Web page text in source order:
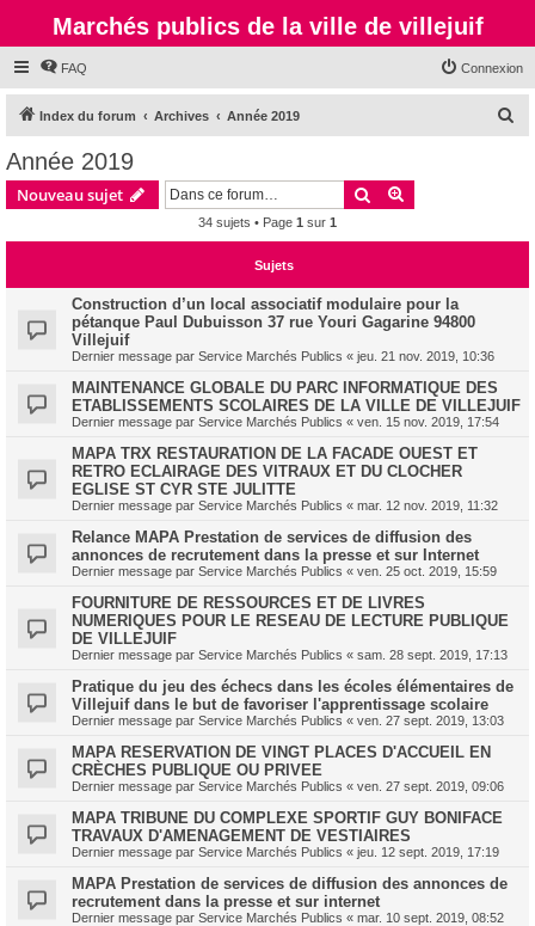
Marchés publics de la ville de villejuif
FAQ Connexion
Index du forum Archives Année 2019
c
Année 2019
Nouveau sujet Rechercher
34 sujets • Page 1 sur 1
Sujets
Construction d’un local associatif modulaire pour la
pétanque Paul Dubuisson 37 rue Youri Gagarine 94800
Villejuif
Dernier message par Service Marchés Publics « jeu. 21 nov. 2019, 10:36
MAINTENANCE GLOBALE DU PARC INFORMATIQUE DES
ETABLISSEMENTS SCOLAIRES DE LA VILLE DE VILLEJUIF
Dernier message par Service Marchés Publics « ven. 15 nov. 2019, 17:54
MAPA TRX RESTAURATION DE LA FACADE OUEST ET
RETRO ECLAIRAGE DES VITRAUX ET DU CLOCHER
EGLISE ST CYR STE JULITTE
Dernier message par Service Marchés Publics « mar. 12 nov. 2019, 11:32
Relance MAPA Prestation de services de diffusion des
annonces de recrutement dans la presse et sur Internet
Dernier message par Service Marchés Publics « ven. 25 oct. 2019, 15:59
FOURNITURE DE RESSOURCES ET DE LIVRES
NUMERIQUES POUR LE RESEAU DE LECTURE PUBLIQUE
DE VILLEJUIF
Dernier message par Service Marchés Publics « sam. 28 sept. 2019, 17:13
Pratique du jeu des échecs dans les écoles élémentaires de
Villejuif dans le but de favoriser l'apprentissage scolaire
Dernier message par Service Marchés Publics « ven. 27 sept. 2019, 13:03
MAPA RESERVATION DE VINGT PLACES D'ACCUEIL EN
CRÈCHES PUBLIQUE OU PRIVEE
Dernier message par Service Marchés Publics « ven. 27 sept. 2019, 09:06
MAPA TRIBUNE DU COMPLEXE SPORTIF GUY BONIFACE
TRAVAUX D'AMENAGEMENT DE VESTIAIRES
Dernier message par Service Marchés Publics « jeu. 12 sept. 2019, 17:19
MAPA Prestation de services de diffusion des annonces de
recrutement dans la presse et sur internet
Dernier message par Service Marchés Publics « mar. 10 sept. 2019, 08:52